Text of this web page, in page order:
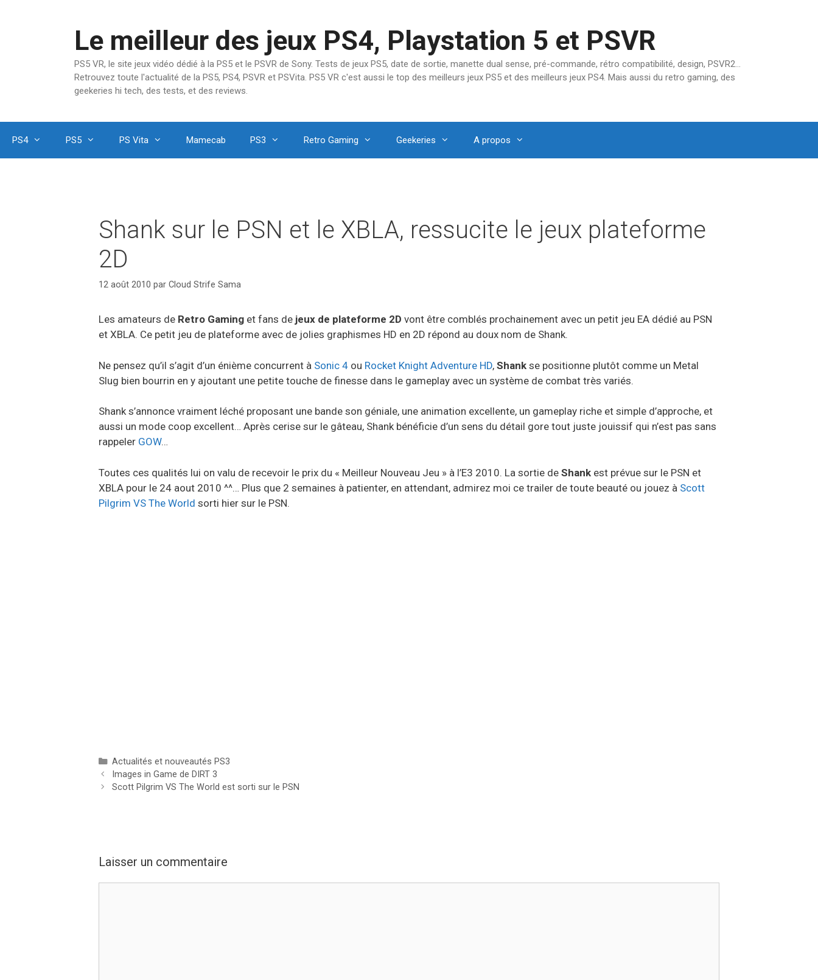
Le meilleur des jeux PS4, Playstation 5 et PSVR
PS5 VR, le site jeux vidéo dédié à la PS5 et le PSVR de Sony. Tests de jeux PS5, date de sortie, manette dual sense, pré-commande, rétro compatibilité, design, PSVR2…
Retrouvez toute l'actualité de la PS5, PS4, PSVR et PSVita. PS5 VR c'est aussi le top des meilleurs jeux PS5 et des meilleurs jeux PS4. Mais aussi du retro gaming, des
geekeries hi tech, des tests, et des reviews.
PS4 PS5 PS Vita Mamecab PS3 Retro Gaming Geekeries A propos
Shank sur le PSN et le XBLA, ressucite le jeux plateforme
2D
12 août 2010 par Cloud Strife Sama
Les amateurs de Retro Gaming et fans de jeux de plateforme 2D vont être comblés prochainement avec un petit jeu EA dédié au PSN
et XBLA. Ce petit jeu de plateforme avec de jolies graphismes HD en 2D répond au doux nom de Shank.
Ne pensez qu’il s’agit d’un énième concurrent à Sonic 4 ou Rocket Knight Adventure HD, Shank se positionne plutôt comme un Metal
Slug bien bourrin en y ajoutant une petite touche de finesse dans le gameplay avec un système de combat très variés.
Shank s’annonce vraiment léché proposant une bande son géniale, une animation excellente, un gameplay riche et simple d’approche, et
aussi un mode coop excellent… Après cerise sur le gâteau, Shank bénéficie d’un sens du détail gore tout juste jouissif qui n’est pas sans
rappeler GOW…
Toutes ces qualités lui on valu de recevoir le prix du « Meilleur Nouveau Jeu » à l’E3 2010. La sortie de Shank est prévue sur le PSN et
XBLA pour le 24 aout 2010 ^^… Plus que 2 semaines à patienter, en attendant, admirez moi ce trailer de toute beauté ou jouez à Scott
Pilgrim VS The World sorti hier sur le PSN.
Catégories
Actualités et nouveautés PS3
Images in Game de DIRT 3
Scott Pilgrim VS The World est sorti sur le PSN
Laisser un commentaire